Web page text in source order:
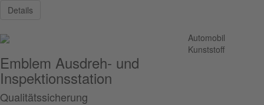
Details
Emblem Ausdreh- und
Inspektionsstation
Qualitätssicherung
Automobil
Kunststoff